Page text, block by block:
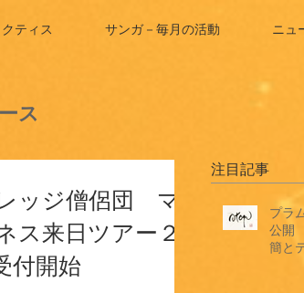
ティス サンガ－毎月の活動 ニュ
ス
ッジ僧侶団 マ
ス来日ツアー２
付開始
注目記事
プラ
公開
簡と